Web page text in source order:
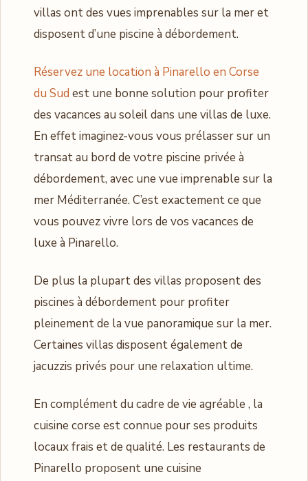
villas ont des vues imprenables sur la mer et
disposent d’une piscine à débordement.
Réservez une location à Pinarello en Corse
du Sud est une bonne solution pour profiter
des vacances au soleil dans une villas de luxe.
En effet imaginez-vous vous prélasser sur un
transat au bord de votre piscine privée à
débordement, avec une vue imprenable sur la
mer Méditerranée. C’est exactement ce que
vous pouvez vivre lors de vos vacances de
luxe à Pinarello.
De plus la plupart des villas proposent des
piscines à débordement pour profiter
pleinement de la vue panoramique sur la mer.
Certaines villas disposent également de
jacuzzis privés pour une relaxation ultime.
En complément du cadre de vie agréable , la
cuisine corse est connue pour ses produits
locaux frais et de qualité. Les restaurants de
Pinarello proposent une cuisine